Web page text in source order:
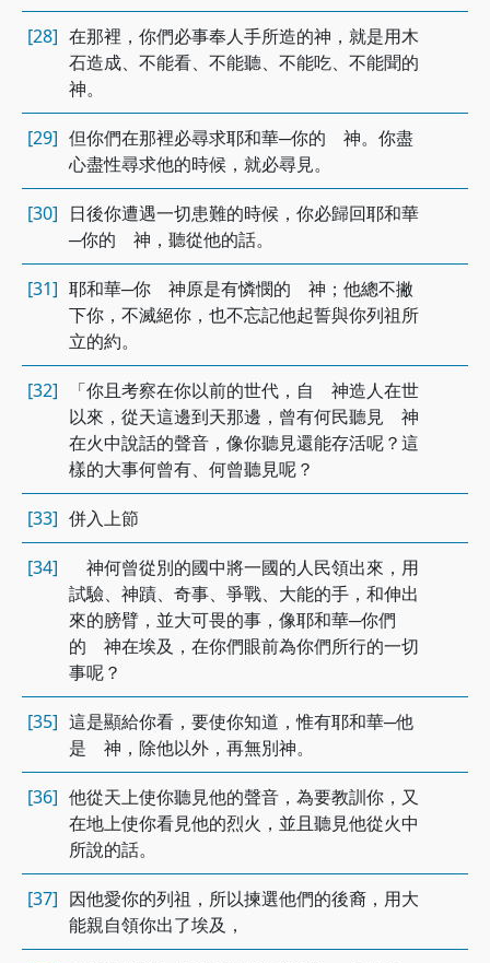
[28] 在那裡，你們必事奉人手所造的神，就是用木
石造成、不能看、不能聽、不能吃、不能聞的
神。
[29] 但你們在那裡必尋求耶和華─你的 神。你盡
心盡性尋求他的時候，就必尋見。
[30] 日後你遭遇一切患難的時候，你必歸回耶和華
─你的 神，聽從他的話。
[31] 耶和華─你 神原是有憐憫的 神；他總不撇
下你，不滅絕你，也不忘記他起誓與你列祖所
立的約。
[32]
「你且考察在你以前的世代，自 神造人在世
以來，從天這邊到天那邊，曾有何民聽見 神
在火中說話的聲音，像你聽見還能存活呢？這
樣的大事何曾有、何曾聽見呢？
[33] 併入上節
[34]
神何曾從別的國中將一國的人民領出來，用
試驗、神蹟、奇事、爭戰、大能的手，和伸出
來的膀臂，並大可畏的事，像耶和華─你們
的 神在埃及，在你們眼前為你們所行的一切
事呢？
[35] 這是顯給你看，要使你知道，惟有耶和華─他
是 神，除他以外，再無別神。
[36] 他從天上使你聽見他的聲音，為要教訓你，又
在地上使你看見他的烈火，並且聽見他從火中
所說的話。
[37] 因他愛你的列祖，所以揀選他們的後裔，用大
能親自領你出了埃及，